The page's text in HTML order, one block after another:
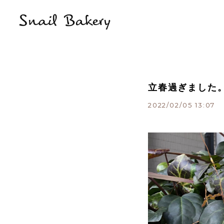
立春過ぎました
2022/02/05 13:07